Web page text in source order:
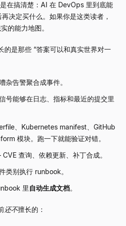
在搞清楚：AI 在 DevOps 里到底能
决定买什么。如果你是这类读者，
的能力地图。
的是那些 “答案可以和真实世界对一
杂告警聚合成事件。
号能够在日志、指标和最近的提交里
、Kubernetes manifest、GitHub
模块。跑一下就能验证对错。
CVE 查询、依赖更新、补丁合成。
类别执行 runbook。
里 自动生成文档。
还不擅长的：